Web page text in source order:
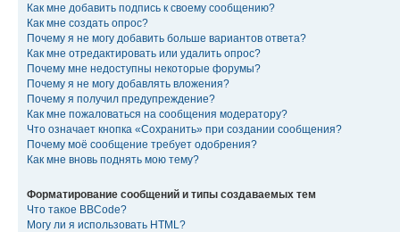
Как мне добавить подпись к своему сообщению?
Как мне создать опрос?
Почему я не могу добавить больше вариантов ответа?
Как мне отредактировать или удалить опрос?
Почему мне недоступны некоторые форумы?
Почему я не могу добавлять вложения?
Почему я получил предупреждение?
Как мне пожаловаться на сообщения модератору?
Что означает кнопка «Сохранить» при создании сообщения?
Почему моё сообщение требует одобрения?
Как мне вновь поднять мою тему?
Форматирование сообщений и типы создаваемых тем
Что такое BBCode?
Могу ли я использовать HTML?